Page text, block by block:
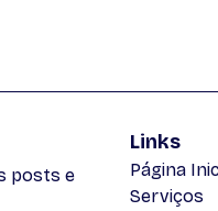
posts e
Links
Página
Serviços